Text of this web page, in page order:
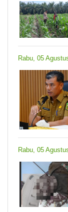
Rabu, 05
Rabu, 05